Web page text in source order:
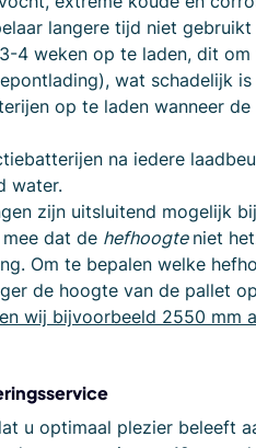
langere tijd niet
4 weken op te laden, dit
wat schadelijk
op te laden wanneer
na iedere
water.
zijn uitsluitend mogelijk
dat de hefhoogte niet
Om te bepalen welke
de hoogte van de pallet
wij bijvoorbeeld 2550 mm
u optimaal plezier beleeft